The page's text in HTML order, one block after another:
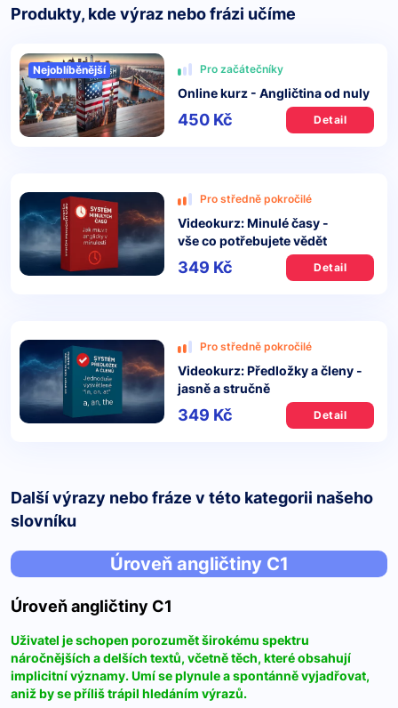
Produkty, kde výraz nebo frázi učíme
Nejoblíběnější Pro začátečníky
Online kurz - Angličtina od nuly
450 Kč Detail
Pro středně pokročilé
Videokurz: Minulé časy -
vše co potřebujete vědět
349 Kč Detail
Pro středně pokročilé
Videokurz: Předložky a členy -
jasně a stručně
349 Kč Detail
Další výrazy nebo fráze v této kategorii našeho
slovníku
Úroveň angličtiny C1
Úroveň angličtiny C1
Uživatel je schopen porozumět širokému spektru
náročnějších a delších textů, včetně těch, které obsahují
implicitní významy. Umí se plynule a spontánně vyjadřovat,
aniž by se příliš trápil hledáním výrazů.